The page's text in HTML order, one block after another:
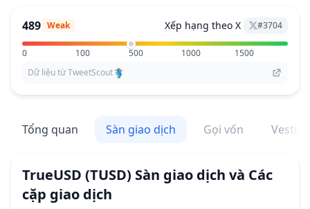
489 Weak Xếp hạng theo X #3704
0 100 500 1000
1500
Dữ liệu từ TweetScout
Tổng quan Sàn giao dịch Gọi vốn Vesting
TrueUSD (TUSD) Sàn giao dịch và Các
cặp giao dịch